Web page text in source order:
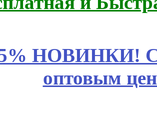
НОВИНКИ!
оптовым